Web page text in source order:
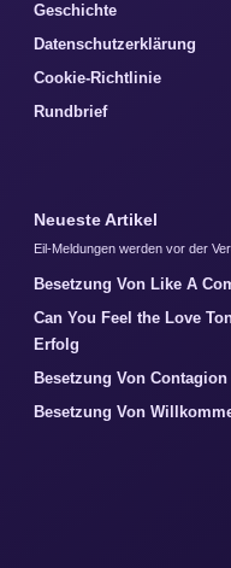
Geschichte
Datenschutzerklärung
Cookie-Richtlinie
Rundbrief
Neueste Artikel
Eil-Meldungen werden vor der
Besetzung Von Like A
Can You Feel the Love
Erfolg
Besetzung Von Contagion
Besetzung Von